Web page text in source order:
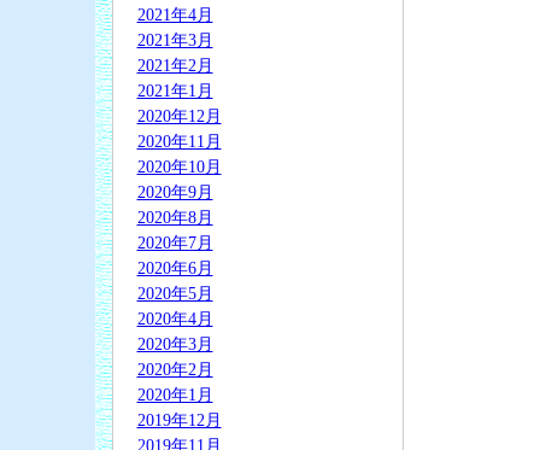
2021年4月
2021年3月
2021年2月
2021年1月
2020年12月
2020年11月
2020年10月
2020年9月
2020年8月
2020年7月
2020年6月
2020年5月
2020年4月
2020年3月
2020年2月
2020年1月
2019年12月
2019年11月